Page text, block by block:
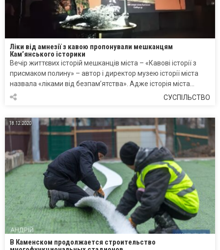
Ліки від амнезії з кавою пропонували мешканцям
Кам’янського історики
Вечір життєвих історій мешканців міста – «Кавові історії з
присмаком полину» – автор і директор музею історії міста
назвала «ліками від безпам’ятства». Адже історія міста…
СУСПІЛЬСТВО
18.12.2020
В Каменском продолжается строительство